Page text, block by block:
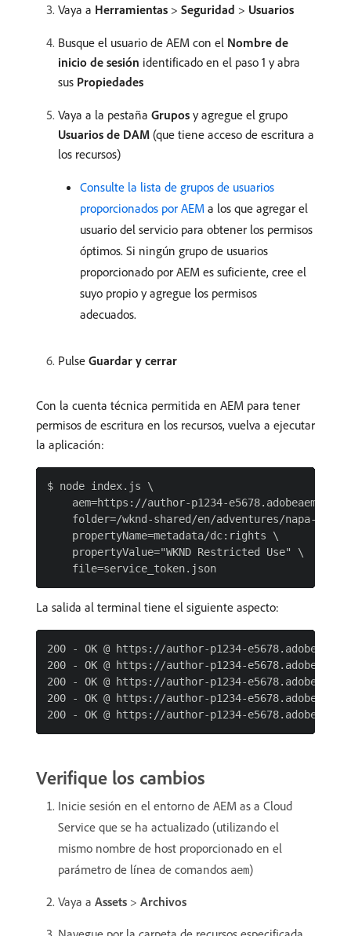
Vaya a Herramientas > Seguridad > Usuarios
Busque el usuario de AEM con el Nombre de
inicio de sesión identificado en el paso 1 y abra
sus Propiedades
Vaya a la pestaña Grupos y agregue el grupo
Usuarios de DAM (que tiene acceso de escritura a
los recursos)
Consulte la lista de grupos de usuarios
proporcionados por AEM a los que agregar el
usuario del servicio para obtener los permisos
óptimos. Si ningún grupo de usuarios
proporcionado por AEM es suficiente, cree el
suyo propio y agregue los permisos
adecuados.
Pulse Guardar y cerrar
Con la cuenta técnica permitida en AEM para tener
permisos de escritura en los recursos, vuelva a ejecutar
la aplicación:
$ node index.js \
aem=https://author-p1234-
folder=/wknd-shared/en/adventures/napa-wine-
    propertyName=metadata/dc:rights \
    propertyValue="WKND Restricted Use" \
La salida al terminal tiene el siguiente aspecto:
200 - OK @ https://author-p1234-
200 - OK @ https://author-p1234-
200 - OK @ https://author-p1234-
200 - OK @ https://author-p1234-
Verifique los cambios
Inicie sesión en el entorno de AEM as a Cloud
Service que se ha actualizado (utilizando el
mismo nombre de host proporcionado en el
parámetro de línea de comandos aem)
Vaya a Assets > Archivos